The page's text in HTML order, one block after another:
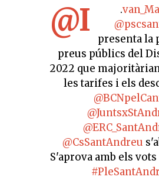
.
@I
presenta la
preus públics del
2022 que
les tarifes i els
@CsSantAndreu
S'aprova amb els